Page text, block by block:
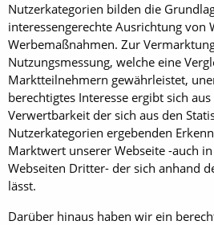
Nutzerkategorien bilden die
interessengerechte Ausrichtung von
Werbemaßnahmen. Zur
Nutzungsmessung, welche eine
Marktteilnehmern gewährleistet,
berechtigtes Interesse ergibt sich
Verwertbarkeit der sich aus den
Nutzerkategorien ergebenden
Marktwert unserer Webseite -auch
Webseiten Dritter- der sich anhand
lässt.
Darüber hinaus haben wir ein